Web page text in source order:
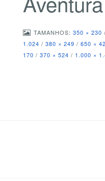
TAMANHOS: 350 × 230 /
1.024 / 380 × 249 / 650 ×
170 / 370 × 524 / 1.000 ×